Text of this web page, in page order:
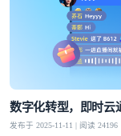
数字化转型，即时云
发布于 2025-11-11 | 阅读 24196